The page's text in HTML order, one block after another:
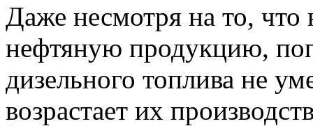
Даже несмотря на то, что
нефтяную продукцию,
дизельного топлива не
возрастает их